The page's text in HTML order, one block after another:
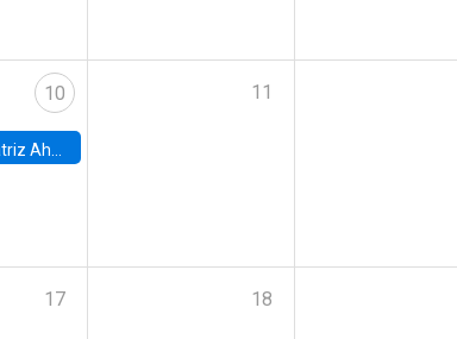
10
candidate, Universidad de Pittsburgh
11
17 18